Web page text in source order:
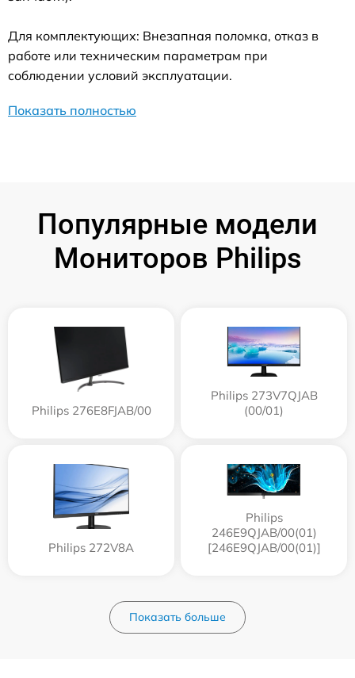
Для комплектующих: Внезапная поломка, отказ в
работе или техническим параметрам при
соблюдении условий эксплуатации.
Показать полностью
Популярные модели
Мониторов Philips
Philips 276E8FJAB/00
Philips 273V7QJAB
(00/01)
Philips 272V8A
Philips
246E9QJAB/00(01)
[246E9QJAB/00(01)]
Показать больше